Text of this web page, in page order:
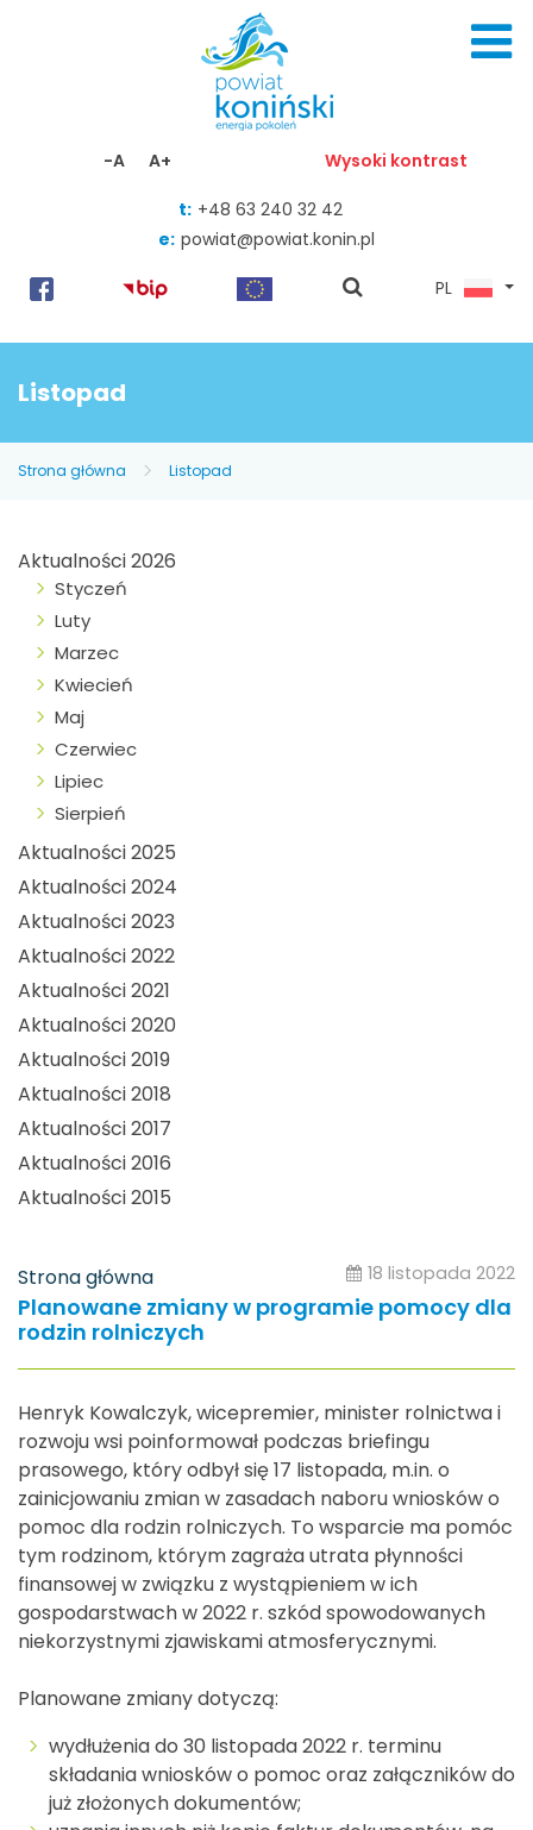
-A A+ Wysoki kontrast
t: +48 63 240 32 42
e: powiat@powiat.konin.pl
pokaż
PL
Listopad
Strona główna Listopad
Aktualności 2026
Styczeń
Luty
Marzec
Kwiecień
Maj
Czerwiec
Lipiec
Sierpień
Aktualności 2025
Aktualności 2024
Aktualności 2023
Aktualności 2022
Aktualności 2021
Aktualności 2020
Aktualności 2019
Aktualności 2018
Aktualności 2017
Aktualności 2016
Aktualności 2015
Strona główna 18 listopada 2022
Planowane zmiany w programie pomocy dla
rodzin rolniczych
Henryk Kowalczyk, wicepremier, minister rolnictwa i
rozwoju wsi poinformował podczas briefingu
prasowego, który odbył się 17 listopada, m.in. o
zainicjowaniu zmian w zasadach naboru wniosków o
pomoc dla rodzin rolniczych. To wsparcie ma pomóc
tym rodzinom, którym zagraża utrata płynności
finansowej w związku z wystąpieniem w ich
gospodarstwach w 2022 r. szkód spowodowanych
niekorzystnymi zjawiskami atmosferycznymi.
Planowane zmiany dotyczą:
wydłużenia do 30 listopada 2022 r. terminu
składania wniosków o pomoc oraz załączników do
już złożonych dokumentów;